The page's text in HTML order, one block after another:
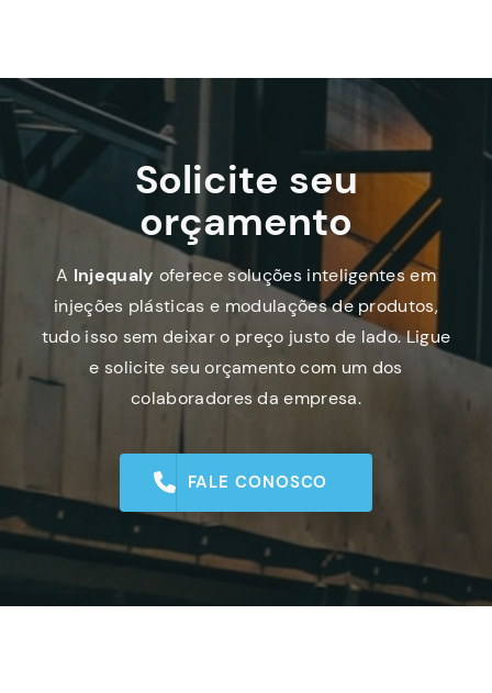
Solicite seu
orçamento
A Injequaly oferece soluções inteligentes em
injeções plásticas e modulações de produtos,
tudo isso sem deixar o preço justo de lado. Ligue
e solicite seu orçamento com um dos
colaboradores da empresa.
FALE CONOSCO